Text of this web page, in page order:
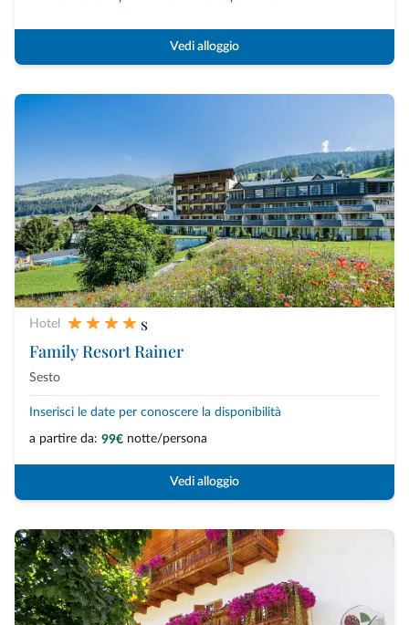
Vedi alloggio
Hotel
s
Family Resort Rainer
Sesto
Inserisci le date per conoscere la disponibilità
a partire da: 99€ notte/persona
Vedi alloggio